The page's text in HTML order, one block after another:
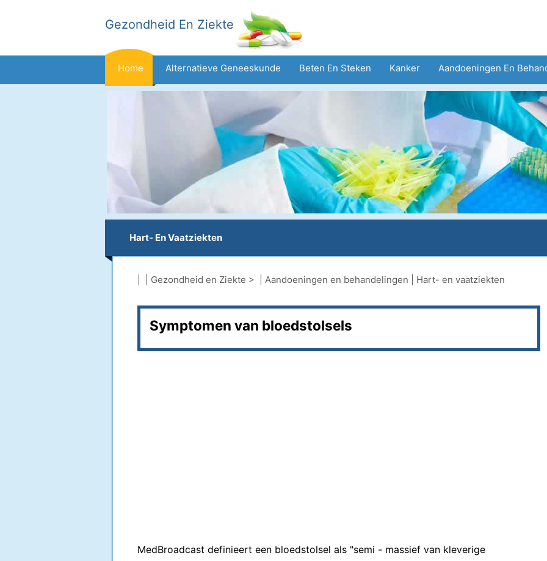
Gezondheid En Ziekte
Home Alternatieve Geneeskunde Beten En Steken Kanker Aandoeningen En
Gezinsgezondheid Geestelijke Gezondheid
Hart- En Vaatziekten
Gezondheid en Ziekte > | Aandoeningen en behandelingen Hart- en vaatziekten
Symptomen van bloedstolsels
MedBroadcast definieert een bloedstolsel als "semi - massief van kleverige